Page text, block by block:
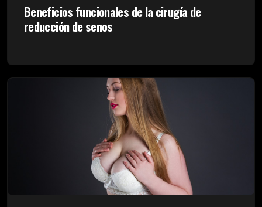
Beneficios funcionales de la cirugía de
reducción de senos